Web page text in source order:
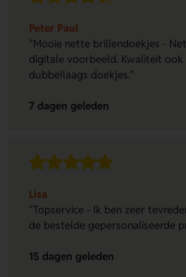
Peter Paul
"Mooie nette brillendoekjes -
digitale voorbeeld. Kwaliteit ook
dubbellaags doekjes."
7 dagen geleden
Lisa
"Topservice - Ik ben zeer
de bestelde gepersonaliseerde
15 dagen geleden